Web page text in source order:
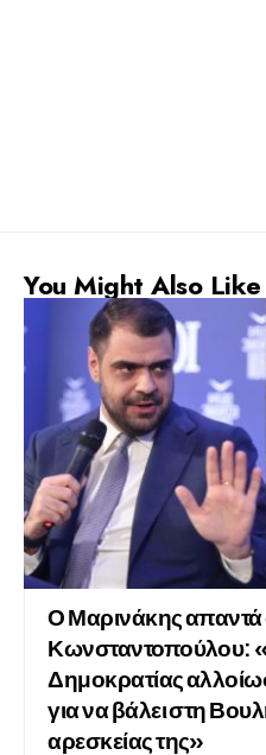
You Might Also
Ο Μαρινάκης απαντά
Κωνσταντοπούλου:
Δημοκρατίας
για να βάλει στη
αρεσκείας της»